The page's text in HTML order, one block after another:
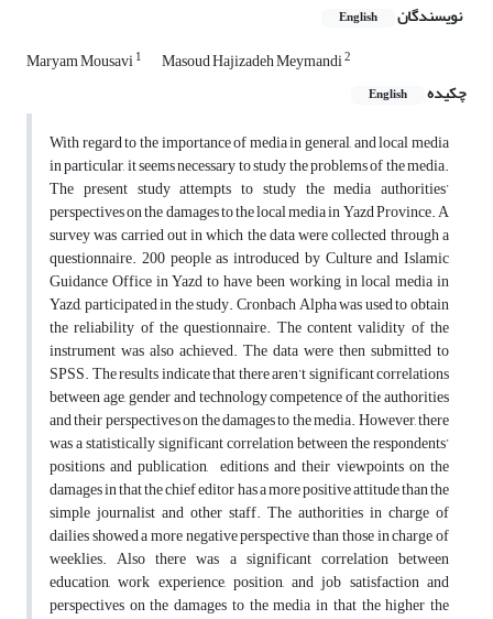
نویسندگان English
Maryam Mousavi1 Masoud Hajizadeh Meymandi2
چکیده English
With regard to the importance of media in general, and local media
in particular, it seems necessary to study the problems of the media.
The present study attempts to study the media authorities’
perspectives on the damages to the local media in Yazd Province. A
survey was carried out in which the data were collected through a
questionnaire. 200 people as introduced by Culture and Islamic
Guidance Office in Yazd to have been working in local media in
Yazd, participated in the study. Cronbach Alpha was used to obtain
the reliability of the questionnaire. The content validity of the
instrument was also achieved. The data were then submitted to
SPSS. The results indicate that there aren’t significant correlations
between age, gender and technology competence of the authorities
and their perspectives on the damages to the media. However, there
was a statistically significant correlation between the respondents’
positions and publication, editions and their viewpoints on the
damages in that the chief editor has a more positive attitude than the
simple journalist and other staff. The authorities in charge of
dailies showed a more negative perspective than those in charge of
weeklies. Also there was a significant correlation between
education, work experience, position, and job satisfaction and
perspectives on the damages to the media in that the higher the